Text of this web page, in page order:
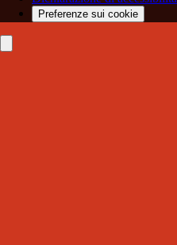
Preferenze sui cookie